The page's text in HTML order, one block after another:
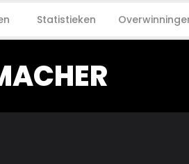
Statistieken